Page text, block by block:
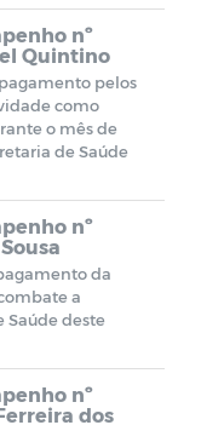
de uso
2025
nº
Quintino
pelos
como
o mês de
de Saúde
nº
da
a
Saúde deste
nº
dos